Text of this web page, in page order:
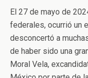
El 27 de mayo de
federales, ocurrió un
desconcertó a
de haber sido una
Moral Vela,